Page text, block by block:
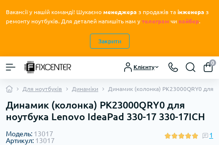
Вакансії у нашій команді! Шукаємо менеджера з продажів та інженера з
ремонту ноутбуків. Для деталей напишіть нам у телеграм чи вайбер.
Закрити
Клієнту
0
Для ноутбуків Динаміки Динамик (колонка) PK23000QRY0 для
Динамик (колонка) PK23000QRY0 для
ноутбука Lenovo IdeaPad 330-17 330-17ICH
Модель: 13017
Артикул: 13017
1